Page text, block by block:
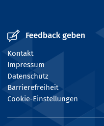
Feedback geben
Kontakt
Impressum
Datenschutz
Barrierefreiheit
Cookie-Einstellungen